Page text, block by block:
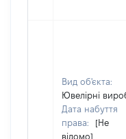
Вид об'єкта:
Ювелірні
Дата набуття
права:
[Не
відомо]